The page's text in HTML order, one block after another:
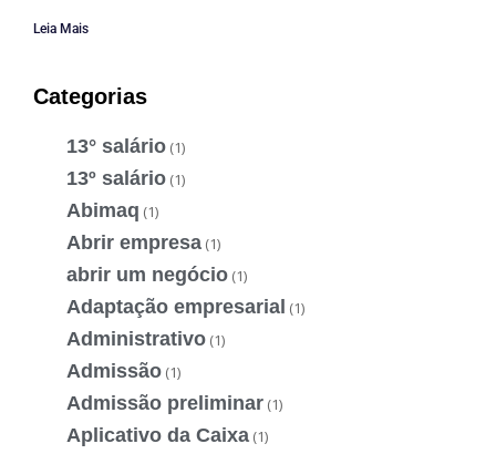
Leia Mais
Categorias
13° salário (1)
13º salário (1)
Abimaq (1)
Abrir empresa (1)
abrir um negócio (1)
Adaptação empresarial (1)
Administrativo (1)
Admissão (1)
Admissão preliminar (1)
Aplicativo da Caixa (1)